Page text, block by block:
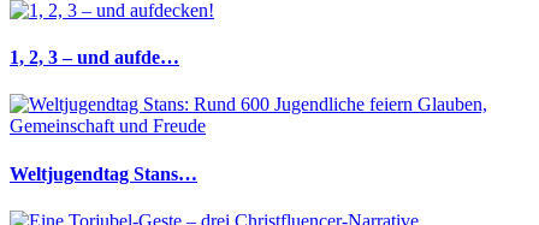
1, 2, 3 – und aufde…
Weltjugendtag Stans…